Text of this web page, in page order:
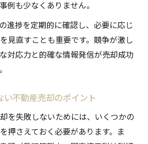
例も少なくありません。
進捗を定期的に確認し、必要に応じ
見直すことも重要です。競争が激し
対応力と的確な情報発信が売却成功
い不動産売却のポイント
を失敗しないためには、いくつかの
押さえておく必要があります。ま